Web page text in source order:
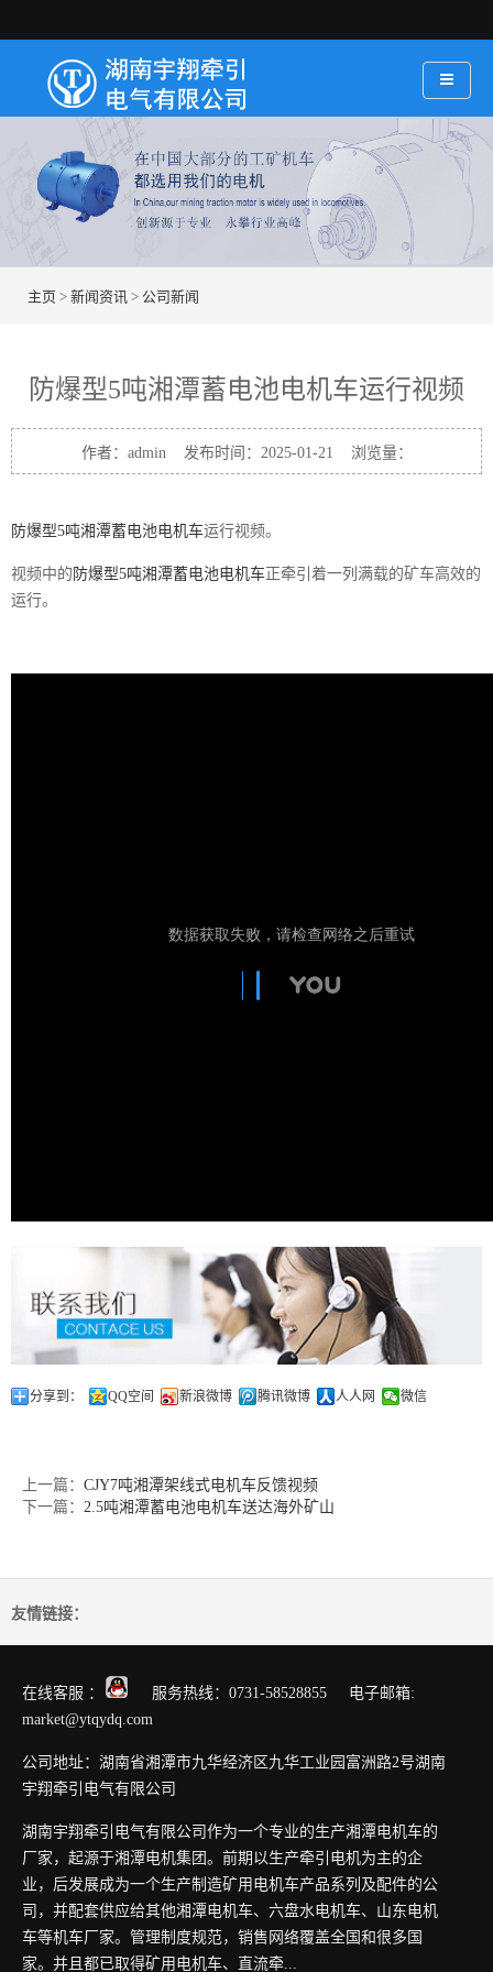
主页 > 新闻资讯 > 公司新闻
防爆型5吨湘潭蓄电池电机车运行视频
作者：admin 发布时间：2025-01-21 浏览量：
防爆型5吨湘潭蓄电池电机车运行视频。
视频中的 防爆型5吨湘潭蓄电池电机车正牵引着一列满载的矿车高效的
运行。
分享到： QQ空间 新浪微博 腾讯微博 人人网 微信
上一篇： CJY7吨湘潭架线式电机车反馈视频
下一篇： 2.5吨湘潭蓄电池电机车送达海外矿山
友情链接：
在线客服 ：
服务热线：0731-58528855 电子邮箱:
market@ytqydq.com
公司地址：湖南省湘潭市九华经济区九华工业园富洲路2号湖南
宇翔牵引电气有限公司
湖南宇翔牵引电气有限公司作为一个专业的生产湘潭电机车的
厂家，起源于湘潭电机集团。前期以生产牵引电机为主的企
业，后发展成为一个生产制造矿用电机车产品系列及配件的公
司，并配套供应给其他湘潭电机车、六盘水电机车、山东电机
车等机车厂家。管理制度规范，销售网络覆盖全国和很多国
家。并且都已取得矿用电机车、直流牵...